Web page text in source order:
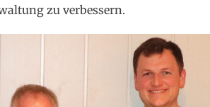
zu verbessern.